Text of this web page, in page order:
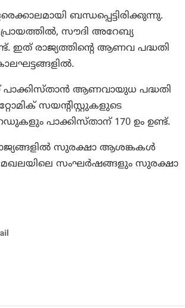
ബന്ധപ്പെട്ടിരിക്കുന്നു.
സൗദി അറേബ്യ
ഇത് രാജ്യത്തിന്റെ ആണവ പദ്ധതി
ആണവായുധ പദ്ധതി
സയന്റിസ്റ്റുകളുടെ
പാക്കിസ്താന് 170 ഉം ഉണ്ട്.
സുരക്ഷാ ആശങ്കകൾ
സംഘർഷങ്ങളും സുരക്ഷാ